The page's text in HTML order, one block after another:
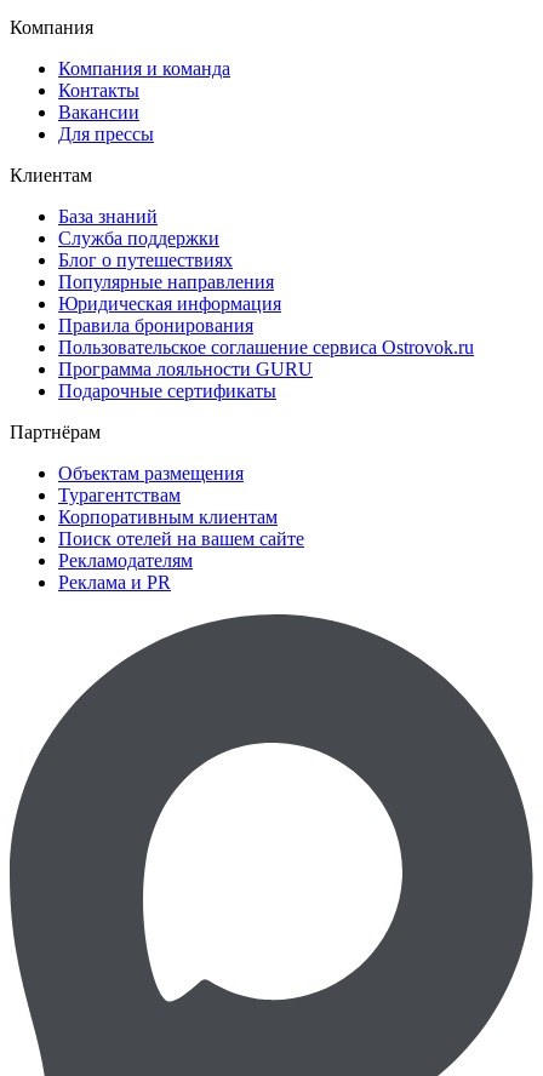
Компания
Компания и команда
Контакты
Вакансии
Для прессы
Клиентам
База знаний
Служба поддержки
Блог о путешествиях
Популярные направления
Юридическая информация
Правила бронирования
Пользовательское соглашение сервиса Ostrovok.ru
Программа лояльности GURU
Подарочные сертификаты
Партнёрам
Объектам размещения
Турагентствам
Корпоративным клиентам
Поиск отелей на вашем сайте
Рекламодателям
Реклама и PR